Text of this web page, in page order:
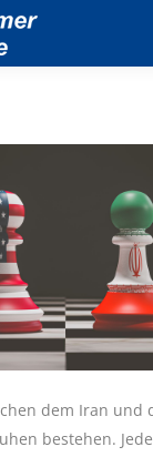
dem Iran und
bestehen.